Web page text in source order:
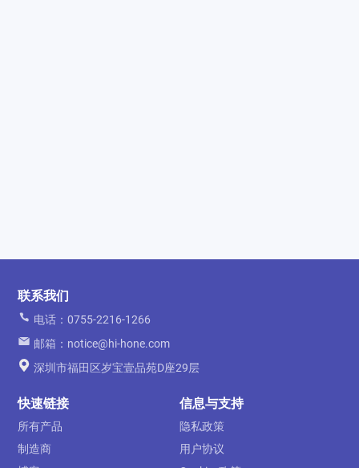
联系我们
电话：0755-2216-1266
邮箱：notice@hi-hone.com
深圳市福田区岁宝壹品苑D座29层
快速链接
所有产品
制造商
信息与支持
隐私政策
用户协议